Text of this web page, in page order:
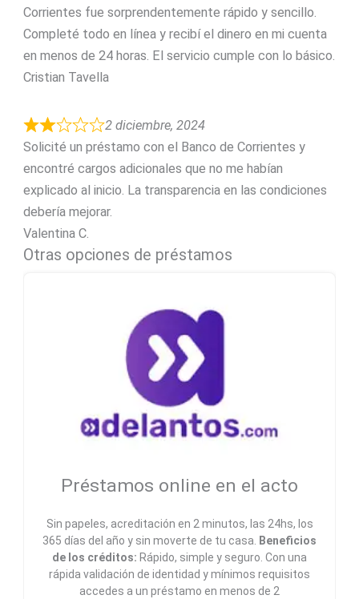
Corrientes fue sorprendentemente rápido y sencillo.
Completé todo en línea y recibí el dinero en mi cuenta
en menos de 24 horas. El servicio cumple con lo básico.
Cristian Tavella
2 diciembre, 2024
Solicité un préstamo con el Banco de Corrientes y
encontré cargos adicionales que no me habían
explicado al inicio. La transparencia en las condiciones
debería mejorar.
Valentina C.
Otras opciones de préstamos
Préstamos online en el acto
Sin papeles, acreditación en 2 minutos, las 24hs, los
365 días del año y sin moverte de tu casa.
Beneficios
de los créditos: Rápido, simple y seguro. Con una
rápida validación de identidad y mínimos requisitos
accedes a un préstamo en menos de 2